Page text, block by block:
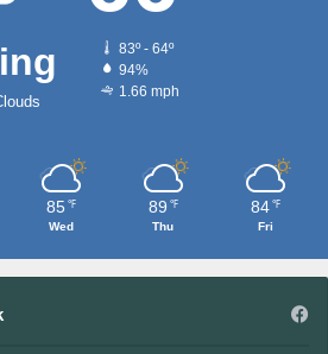
83º - 64º
94%
1.66 mph
85 ℉
Wed
89 ℉
Thu
84 ℉
Fri